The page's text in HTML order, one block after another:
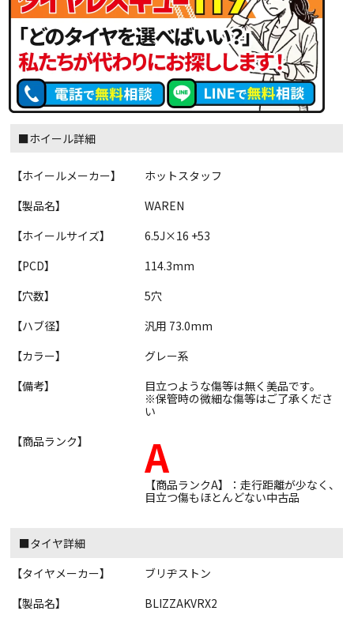
■ホイール詳細
【ホイールメーカー】
ホットスタッフ
【製品名】
WAREN
【ホイールサイズ】
6.5J×16 +53
【PCD】
114.3mm
【穴数】
5穴
【ハブ径】
汎用 73.0mm
【カラー】
グレー系
【備考】
目立つような傷等は無く美品です。
※保管時の微細な傷等はご了承くださ
い
【商品ランク】
A
【商品ランクA】：走行距離が少なく、
目立つ傷もほとんどない中古品
■タイヤ詳細
【タイヤメーカー】
ブリヂストン
【製品名】
BLIZZAKVRX2